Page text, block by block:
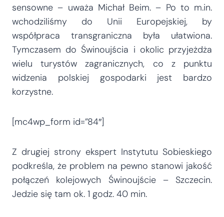
sensowne – uważa Michał Beim. – Po to m.in.
wchodziliśmy do Unii Europejskiej, by
współpraca transgraniczna była ułatwiona.
Tymczasem do Świnoujścia i okolic przyjeżdża
wielu turystów zagranicznych, co z punktu
widzenia polskiej gospodarki jest bardzo
korzystne.
[mc4wp_form id=”84″]
Z drugiej strony ekspert Instytutu Sobieskiego
podkreśla, że problem na pewno stanowi jakość
połączeń kolejowych Świnoujście – Szczecin.
Jedzie się tam ok. 1 godz. 40 min.